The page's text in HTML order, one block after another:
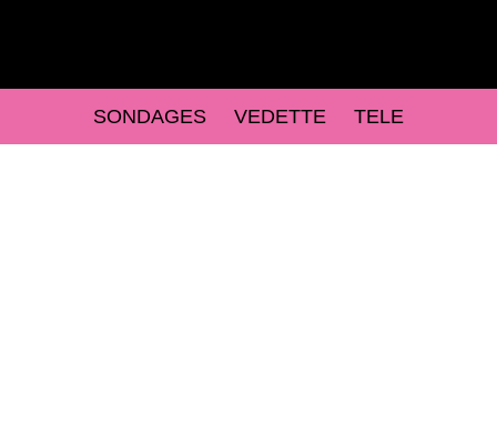
SONDAGES VEDETTE TELE